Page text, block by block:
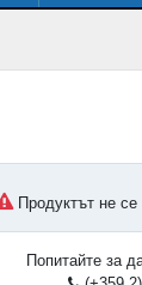
Продуктът не се
Попитайте за